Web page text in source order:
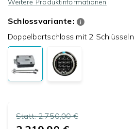
Weitere Produktinformationen
Schlossvariante:
Doppelbartschloss mit 2 Schlüsseln
Statt:2.750,00 €